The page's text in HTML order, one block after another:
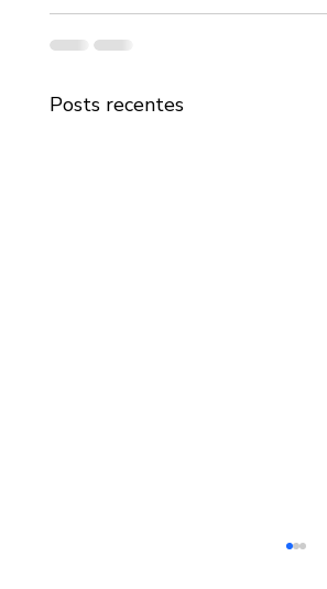
Posts recentes